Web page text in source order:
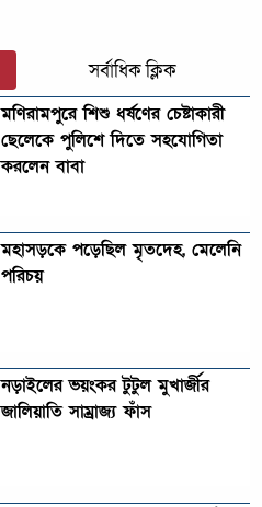
সর্বাধিক ক্লিক
মণিরামপুরে শিশু ধর্ষণের চেষ্টাকারী
ছেলেকে পুলিশে দিতে সহযোগিতা
করলেন বাবা
মহাসড়কে পড়েছিল মৃতদেহ, মেলেনি
পরিচয়
নড়াইলের ভয়ংকর টুটুল মুখার্জীর
জালিয়াতি সাম্রাজ্য ফাঁস